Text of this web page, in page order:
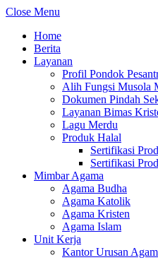
Close Menu
Home
Berita
Layanan
Profil Pondok
Alih Fungsi Musola
Dokumen Pindah
Layanan Bimas
Lagu Merdu
Produk Halal
Sertifikasi
Sertifikasi
Mimbar Agama
Agama Budha
Agama Katolik
Agama Kristen
Agama Islam
Unit Kerja
Kantor Urusan